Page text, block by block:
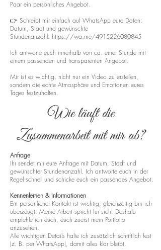
Paar ein persönliches Angebot.
👉 Schreibt mir einfach auf WhatsApp eure Daten:
Datum, Stadt und gewünschte
Stundenanzahl: https://wa.me/4915226080845
Ich antworte euch innerhalb von ca. einer Stunde mit
einem passenden und transparenten Angebot.
Mir ist es wichtig, nicht nur ein Video zu erstellen,
sondern die echte Atmosphäre und Emotionen eures
Tages festzuhalten.
Wie läuft die
Zusammenarbeit mit mir ab?
Anfrage
Ihr sendet mir eure Anfrage mit Datum, Stadt und
gewünschter Stundenanzahl. Ich antworte euch in der
Regel schnell und schicke euch ein passendes Angebot.
Kennenlernen & Informationen
Ein persönlicher Kontakt ist wichtig, gleichzeitig bin ich
überzeugt: Meine Arbeit spricht für sich. Deshalb
empfehle ich euch, euch zuerst mein Portfolio
anzusehen.
Alle wichtigen Details halte ich zusätzlich schriftlich fest
(z. B. per WhatsApp), damit alles klar bleibt.